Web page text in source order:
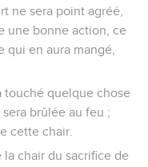
ne sera point agréé,
une bonne action, ce
qui en aura mangé,
touché quelque chose
brûlée au feu ;
cette chair.
la chair du sacrifice de